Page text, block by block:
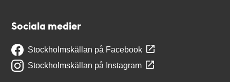
Sociala medier
Stockholmskällan på Facebook
Stockholmskällan på Instagram